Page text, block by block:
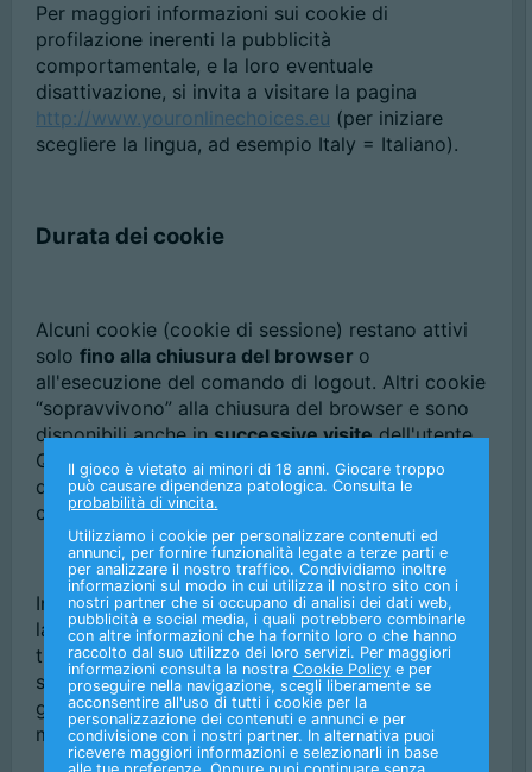
Per maggiori informazioni sui cookie di
profilazione inerenti la pubblicità
comportamentale, e la loro eventuale
disattivazione, si invita a visitare la pagina
http://www.youronlinechoices.eu (per iniziare
scegliere la lingua, ad esempio Italy = Italiano).
Durata dei cookie
Alcuni cookie (cookie di sessione) restano attivi
solo fino alla chiusura del browser o
all'esecuzione del comando di logout. Altri cookie
“sopravvivono” alla chiusura del browser e sono
disponibili anche insuccessive visitedell'utente.
Questi cookie sono detti persistenti e la loro
durata è fissata dal server al momento della loro
creazione.
In alcuni casi è fissata una scadenza, in altri casi
la durata è illimitata. BetFlag fa uso di entrambi i
tipi di cookie. Inoltre, navigando sulle pagine del
sito web BetFlag.it, si può interagire con siti
gestiti da terze parti che possono creare o
modificare cookie permanenti e di profilazione.
Il gioco è vietato ai minori di 18 anni. Giocare troppo
può causare dipendenza patologica. Consulta le
probabilità di vincita.
Utilizziamo i cookie per personalizzare contenuti ed
annunci, per fornire funzionalità legate a terze parti e
per analizzare il nostro traffico. Condividiamo inoltre
informazioni sul modo in cui utilizza il nostro sito con i
nostri partner che si occupano di analisi dei dati web,
pubblicità e social media, i quali potrebbero combinarle
con altre informazioni che ha fornito loro o che hanno
raccolto dal suo utilizzo dei loro servizi. Per maggiori
informazioni consulta la nostra Cookie Policye per
proseguire nella navigazione, scegli liberamente se
acconsentire all'uso di tutti i cookie per la
personalizzazione dei contenuti e annunci e per
condivisione con i nostri partner. In alternativa puoi
ricevere maggiori informazioni e selezionarli in base